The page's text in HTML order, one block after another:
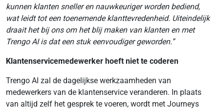
kunnen klanten sneller en nauwkeuriger worden bediend,
wat leidt tot een toenemende klanttevredenheid. Uiteindelijk
draait het bij ons om het blij maken van klanten en met
Trengo AI is dat een stuk eenvoudiger geworden.”
Klantenservicemedewerker hoeft niet te coderen
Trengo AI zal de dagelijkse werkzaamheden van
medewerkers van de klantenservice veranderen. In plaats
van altijd zelf het gesprek te voeren, wordt met Journeys